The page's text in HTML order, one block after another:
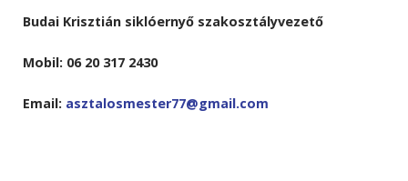
Budai Krisztián siklóernyő szakosztályvezető
Mobil: 06 20 317 2430
Email: asztalosmester77@gmail.com